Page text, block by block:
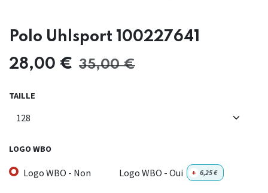
Polo Uhlsport 100227641
28,00 € 35,00€
TAILLE
LOGO WBO
Logo WBO - Non Logo WBO - Oui + 6,25€